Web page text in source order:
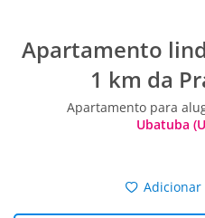
Apartamento
1 km da
Apartamento para
Ubatuba
Adicionar